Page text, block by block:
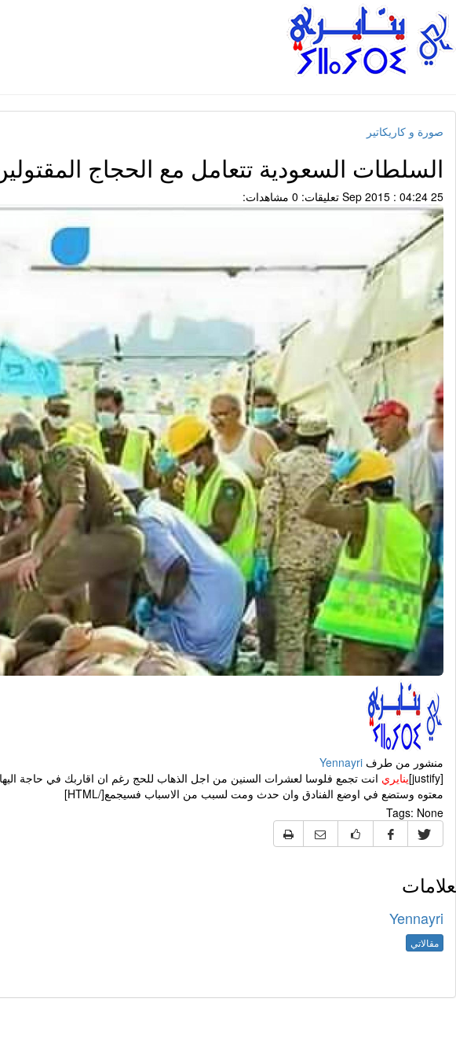
صورة و كاريكاتير
السلطات السعودية تتعامل مع الحجاج
25 Sep 2015 : 04:24 تعليقات: 0 مشاهدات:
منشور من طرف Yennayri
[justify]
ينايري انت تجمع فلوسا لعشرات السنين من اجل الذهاب للحج رغم ان اقاربك في حاجة
معتوه وستضع في اوضع الفنادق وان حدث ومت لسبب من الاسباب فسيجمع[/HTML]
Tags: None
Yennayri
مقالاتي